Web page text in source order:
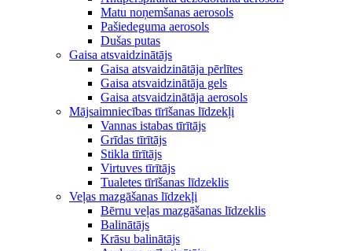
Matu noņemšanas aerosols
Pašiedeguma aerosols
Dušas putas
Gaisa atsvaidzinātājs
Gaisa atsvaidzinātāja pērlītes
Gaisa atsvaidzinātāja gels
Gaisa atsvaidzinātāja aerosols
Mājsaimniecības tīrīšanas līdzekļi
Vannas istabas tīrītājs
Grīdas tīrītājs
Stikla tīrītājs
Virtuves tīrītājs
Tualetes tīrīšanas līdzeklis
Veļas mazgāšanas līdzekļi
Bērnu veļas mazgāšanas līdzeklis
Balinātājs
Krāsu balinātājs